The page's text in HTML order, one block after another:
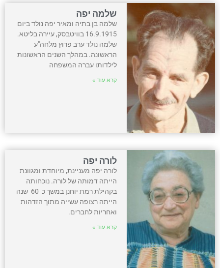
שלמה יפה
שלמה בן בתיה ומאיר יפה נולד ביום
16.9.1915 בוויטבסק, עיירה בליטא.
שלמה נולד ערב פרוץ מלחה"ע
הראשונה. במהלך השנים הראשונות
לילדותו עברה המשפחה
קרא עוד »
לורה יפה
לורה יפה מעניינת, מיוחדת ומגוונת
הייתה דמותה של לורה. נוכחותה
בקהילת רמת יוחנן במשך כ 60 שנה
הייתה רצופה עשייה מתוך הזדהות
ואחריות לחברים.
קרא עוד »